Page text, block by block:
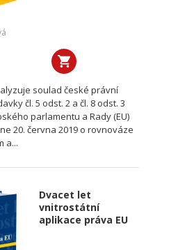
soulad české právní
čl. 5 odst. 2 a čl. 8 odst. 3
parlamentu a Rady (EU)
20. června 2019 o rovnováze
a...
Dvacet let
vnitrostátní
aplikace práva EU